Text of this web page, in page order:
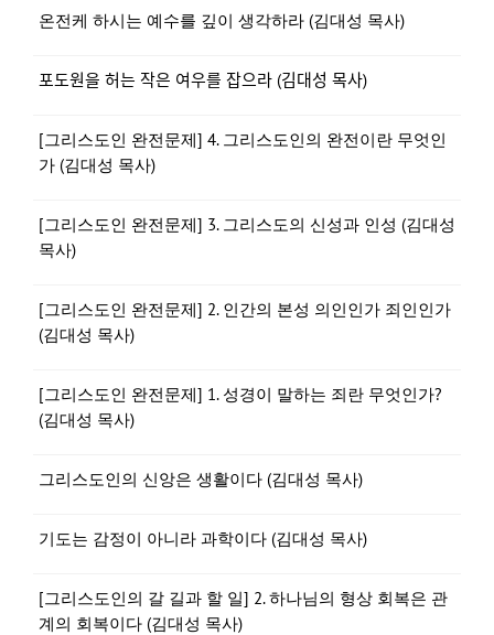
온전케 하시는 예수를 깊이 생각하라 (김대성 목사)
포도원을 허는 작은 여우를 잡으라 (김대성 목사)
[그리스도인 완전문제] 4. 그리스도인의 완전이란 무엇인
가 (김대성 목사)
[그리스도인 완전문제] 3. 그리스도의 신성과 인성 (김대성
목사)
[그리스도인 완전문제] 2. 인간의 본성 의인인가 죄인인가
(김대성 목사)
[그리스도인 완전문제] 1. 성경이 말하는 죄란 무엇인가?
(김대성 목사)
그리스도인의 신앙은 생활이다 (김대성 목사)
기도는 감정이 아니라 과학이다 (김대성 목사)
[그리스도인의 갈 길과 할 일] 2. 하나님의 형상 회복은 관
계의 회복이다 (김대성 목사)